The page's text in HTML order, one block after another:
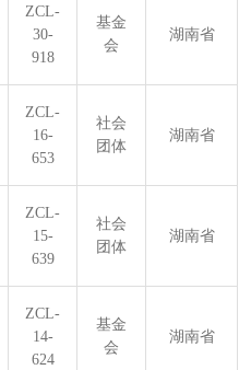
ZCL-
30-
918
基金
会
湖南省
ZCL-
16-
653
社会
团体
湖南省
ZCL-
15-
639
社会
团体
湖南省
ZCL-
14-
624
基金
会
湖南省